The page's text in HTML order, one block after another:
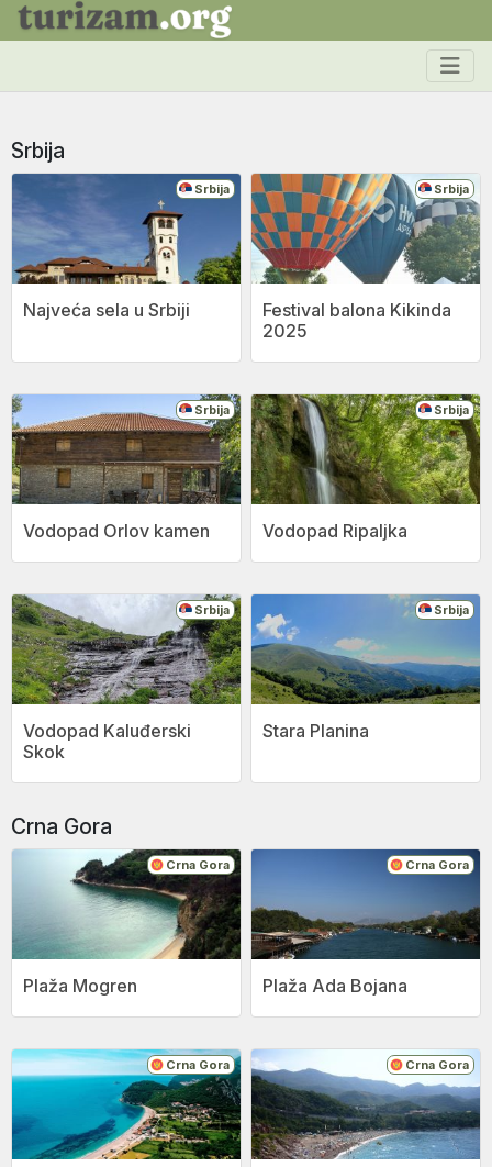
Srbija
Srbija
Najveća sela u Srbiji
Srbija
Festival balona Kikinda
2025
Srbija
Vodopad Orlov kamen
Srbija
Vodopad Ripaljka
Srbija
Vodopad Kaluđerski
Skok
Srbija
Stara Planina
Crna Gora
Crna Gora
Plaža Mogren
Crna Gora
Plaža Ada Bojana
Crna Gora Crna Gora